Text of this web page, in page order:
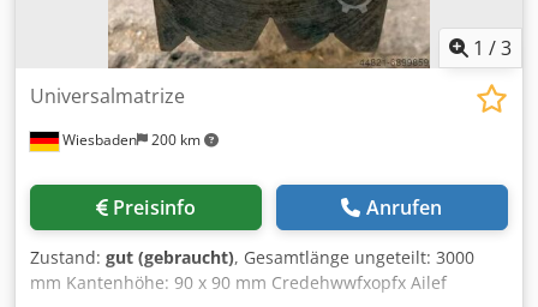
1 /3
Wiesbaden 200 km
Universalmatrize
Preisinfo Anrufen
Zustand: gut (gebraucht), Gesamtlänge ungeteilt: 3000
mm Kantenhöhe: 90 x 90 mm Credehwwfxopfx Ailef